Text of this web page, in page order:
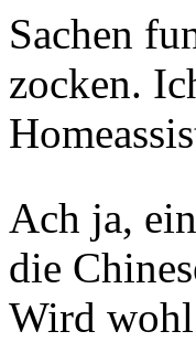
Sachen
zocken.
Ach ja,
die
Wird